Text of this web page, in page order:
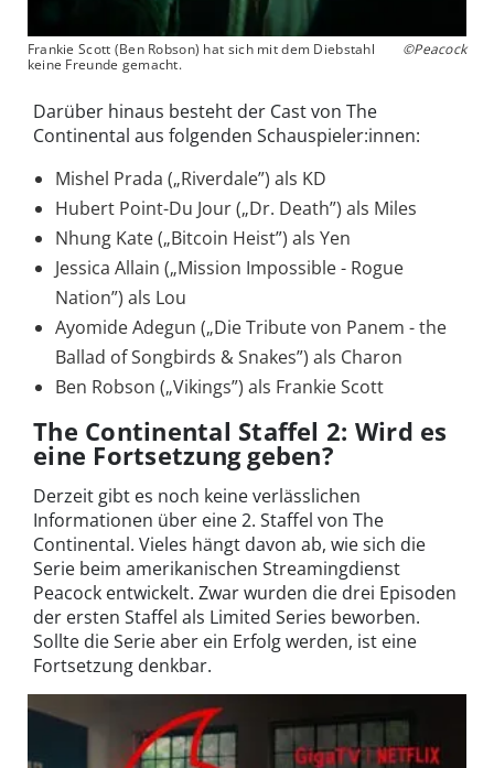
Frankie Scott (Ben Robson) hat sich mit dem Diebstahl
keine Freunde gemacht.
©Peacock
Darüber hinaus besteht der Cast von The
Continental aus folgenden Schauspieler:innen:
Mishel Prada („Riverdale”) als KD
Hubert Point-Du Jour („Dr. Death”) als Miles
Nhung Kate („Bitcoin Heist”) als Yen
Jessica Allain („Mission Impossible - Rogue
Nation”) als Lou
Ayomide Adegun („Die Tribute von Panem - the
Ballad of Songbirds & Snakes”) als Charon
Ben Robson („Vikings”) als Frankie Scott
The Continental Staffel 2: Wird es
eine Fortsetzung geben?
Derzeit gibt es noch keine verlässlichen
Informationen über eine 2. Staffel von The
Continental. Vieles hängt davon ab, wie sich die
Serie beim amerikanischen Streamingdienst
Peacock entwickelt. Zwar wurden die drei Episoden
der ersten Staffel als Limited Series beworben.
Sollte die Serie aber ein Erfolg werden, ist eine
Fortsetzung denkbar.